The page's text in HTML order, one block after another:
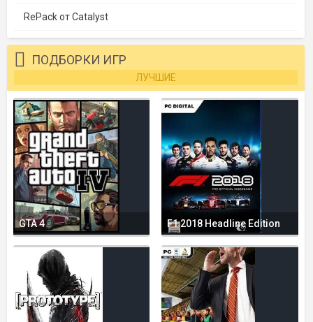
RePack от Catalyst
ПОДБОРКИ ИГР
ЛУЧШИЕ
GTA 4 F1 2018 Headline Edition